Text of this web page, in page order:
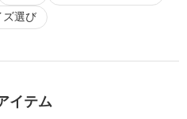
ズ選び
イテム